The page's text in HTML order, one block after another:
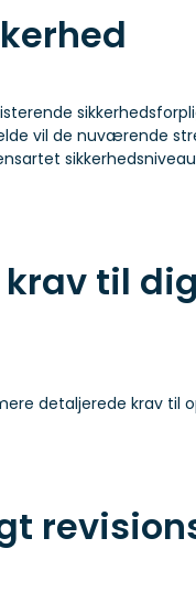
vil de nuværende
til
detaljerede krav til